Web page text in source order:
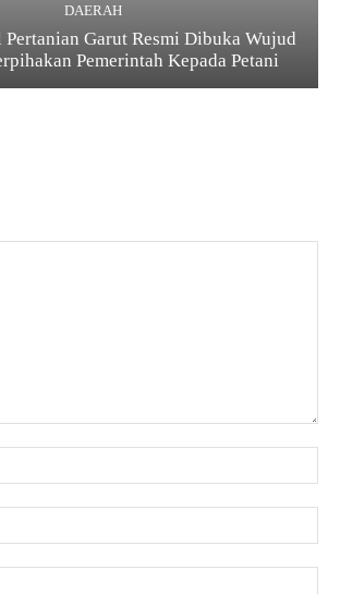
DAERAH
Garut Resmi Dibuka Wujud
Pemerintah Kepada Petani